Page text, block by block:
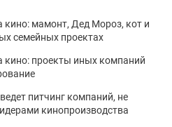
кино: мамонт, Дед Мороз, кот и
семейных проектах
кино: проекты иных компаний
питчинг компаний, не
кинопроизводства